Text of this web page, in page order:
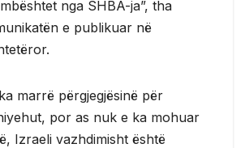
nga SHBA-ja”, tha
e publikuar në
marrë përgjegjësinë për
por as nuk e ka mohuar
Izraeli vazhdimisht është